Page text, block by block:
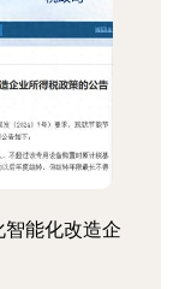
能化改造企